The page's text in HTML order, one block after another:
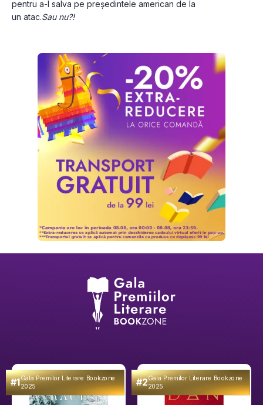
pentru a-l salva pe președintele american de la
un atac.Sau nu?!
#1Gala Premilor Literare Bookzone
2025 #2Gala Premilor Literare Bookzone
2025